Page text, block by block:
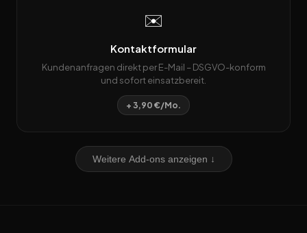
✉️
Kontaktformular
Kundenanfragen direkt per E-Mail – DSGVO-konform
und sofort einsatzbereit.
+ 3,90 €/Mo.
Weitere Add-ons anzeigen ↓